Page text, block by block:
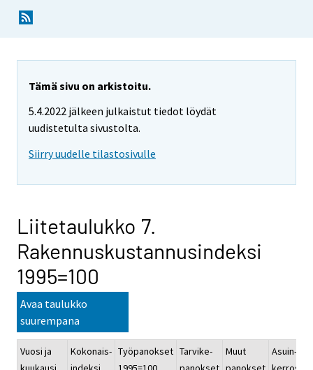
Tämä sivu on arkistoitu.
5.4.2022 jälkeen julkaistut tiedot löydät
uudistetulta sivustolta.
Siirry uudelle tilastosivulle
Liitetaulukko 7.
Rakennuskustannusindeksi
1995=100
Avaa taulukko
suurempana
Vuosi ja
Kokonais- Työpanokset Tarvike-
Muut
Asuin-